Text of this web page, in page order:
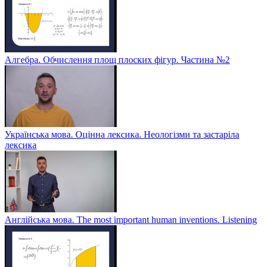
Алгебра. Обчислення площ плоских фігур. Частина №2
Українська мова. Оцінна лексика. Неологізми та застаріла
лексика
Англійська мова. The most important human inventions. Listening